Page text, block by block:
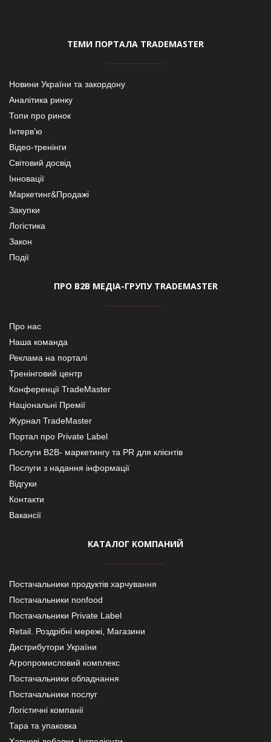
ТЕМИ ПОРТАЛА TRADEMASTER
Новини України та закордону
Аналітика ринку
Топи про ринок
Інтерв’ю
Відео-тренінги
Світовий досвід
Інновації
Маркетинг&Продажі
Закупки
Логістика
Закон
Події
ПРО В2В МЕДІА-ГРУПУ TRADEMASTER
Про нас
Наша команда
Реклама на порталі
Тренінговий центр
Конференції TradeMaster
Національні Премії
Журнал TradeMaster
Портал про Private Label
Послуги В2В- маркетингу та PR для клієнтів
Послуги з надання інформації
Відгуки
Контакти
Вакансії
КАТАЛОГ КОМПАНИЙ
Постачальники продуктів харчування
Постачальники nonfood
Постачальники Private Label
Retail. Роздрібні мережі, Магазини
Дистрибутори України
Агропромисловий комплекс
Постачальники обладнання
Постачальники послуг
Логістичні компанії
Тара та упаковка